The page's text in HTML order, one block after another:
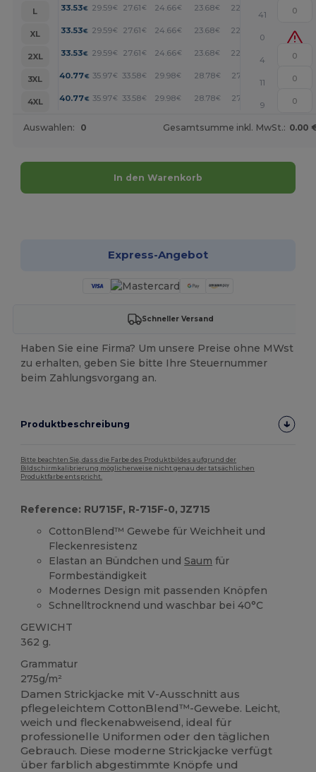
L
33.53€ 29.59€ 27.61€ 24.66€ 23.68€ 22.69
41
XL
33.53€ 29.59€ 27.61€ 24.66€ 23.68€ 22.69
0
2XL
33.53€ 29.59€ 27.61€ 24.66€ 23.68€ 22.69
4
3XL
40.77€ 35.97€ 33.58€ 29.98€ 28.78€ 27.59
11
4XL
40.77€ 35.97€ 33.58€ 29.98€ 28.78€ 27.59
9
Auswahlen: 0 Gesamtsumme inkl. MwSt.: 0.00
In den Warenkorb
Express-Angebot
Schneller Versand
Haben Sie eine Firma? Um unsere Preise ohne MWst
zu erhalten, geben Sie bitte Ihre Steuernummer
beim Zahlungsvorgang an.
Produktbeschreibung
Bitte beachten Sie, dass die Farbe des Produktbildes aufgrund der
Bildschirmkalibrierung möglicherweise nicht genau der tatsächlichen
Produktfarbe entspricht.
Reference: RU715F, R-715F-0, JZ715
CottonBlend™ Gewebe für Weichheit und
Fleckenresistenz
Elastan an Bündchen undSaum für
Formbeständigkeit
Modernes Design mit passenden Knöpfen
Schnelltrocknend und waschbar bei 40°C
GEWICHT
362 g.
Grammatur
275g/m²
Damen Strickjacke mit V-Ausschnitt aus
pflegeleichtem CottonBlend™-Gewebe. Leicht,
weich und fleckenabweisend, ideal für
professionelle Uniformen oder den täglichen
Gebrauch. Diese moderne Strickjacke verfügt
über farblich abgestimmte Knöpfe und